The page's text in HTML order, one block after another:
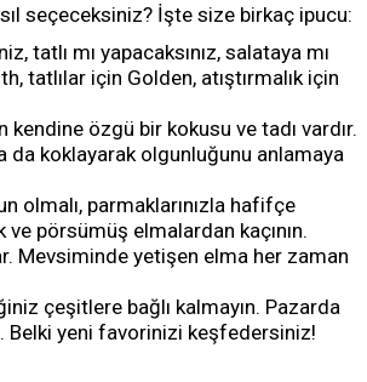
seçeceksiniz? İşte size birkaç ipucu:
tatlı mı yapacaksınız, salataya mı
tatlılar için Golden, atıştırmalık için
kendine özgü bir kokusu ve tadı vardır.
da koklayarak olgunluğunu anlamaya
olmalı, parmaklarınızla hafifçe
ve pörsümüş elmalardan kaçının.
Mevsiminde yetişen elma her zaman
çeşitlere bağlı kalmayın. Pazarda
Belki yeni favorinizi keşfedersiniz!